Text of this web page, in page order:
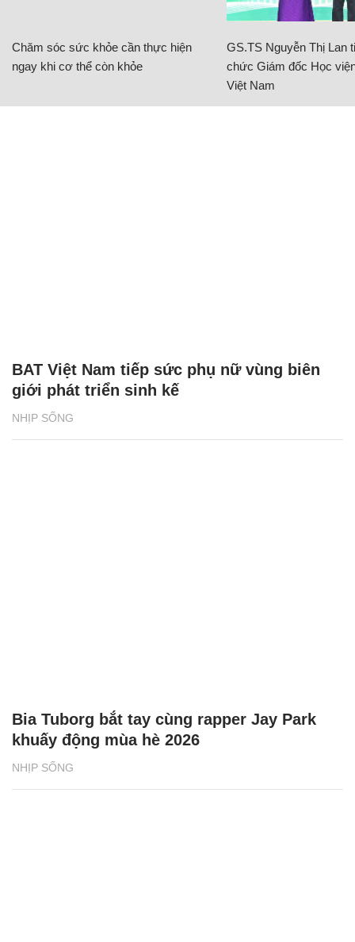
Chăm sóc sức khỏe cần thực hiện
ngay khi cơ thể còn khỏe
GS.TS Nguyễn Thị Lan
chức Giám đốc Học
Việt Nam
NHỊP SỐNG
BAT Việt Nam tiếp sức phụ nữ vùng biên
giới phát triển sinh kế
NHỊP SỐNG
Bia Tuborg bắt tay cùng rapper Jay Park
khuấy động mùa hè 2026